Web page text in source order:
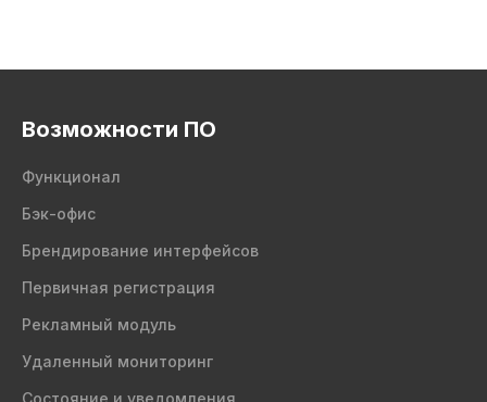
Возможности ПО
Функционал
Бэк-офис
Брендирование интерфейсов
Первичная регистрация
Рекламный модуль
Удаленный мониторинг
Состояние и уведомления